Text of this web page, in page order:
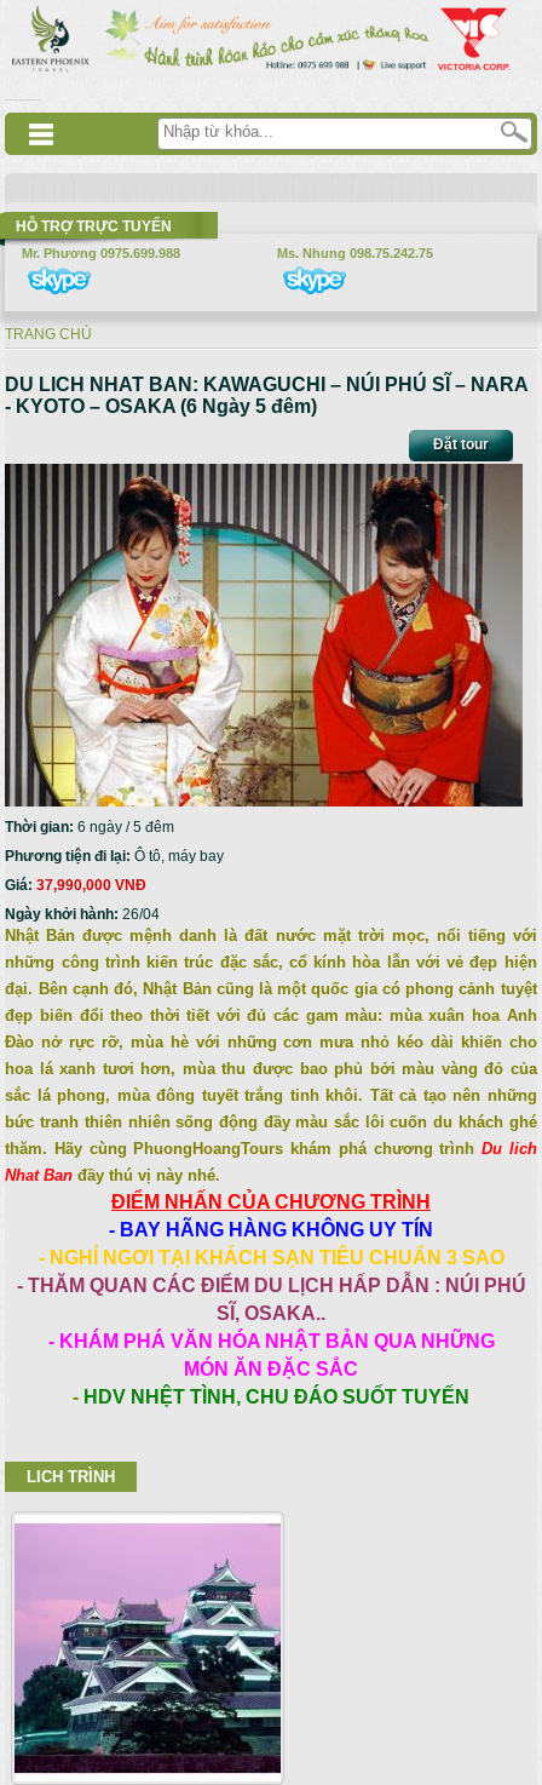
Nhảy đến nội dung
HỖ TRỢ TRỰC TUYẾN
Mr. Phương 0975.699.988 Ms. Nhung 098.75.242.75
Bạn đang ở đây
TRANG CHỦ
DU LICH NHAT BAN: KAWAGUCHI – NÚI PHÚ SĨ – NARA
- KYOTO – OSAKA (6 Ngày 5 đêm)
Đặt tour
Thời gian:6 ngày / 5 đêm
Phương tiện đi lại:Ô tô, máy bay
Giá:37,990,000 VNĐ
Ngày khởi hành:26/04
Nhật Bản được mệnh danh là đất nước mặt trời mọc, nổi tiếng với
những công trình kiến trúc đặc sắc, cổ kính hòa lẫn với vẻ đẹp hiện
đại. Bên cạnh đó, Nhật Bản cũng là một quốc gia có phong cảnh tuyệt
đẹp biến đổi theo thời tiết với đủ các gam màu: mùa xuân hoa Anh
Đào nở rực rỡ, mùa hè với những cơn mưa nhỏ kéo dài khiến cho
hoa lá xanh tươi hơn, mùa thu được bao phủ bởi màu vàng đỏ của
sắc lá phong, mùa đông tuyết trắng tinh khôi. Tất cả tạo nên những
bức tranh thiên nhiên sống động đầy màu sắc lôi cuốn du khách ghé
thăm. Hãy cùng PhuongHoangTours khám phá chương trình Du lich
Nhat Ban đầy thú vị này nhé.
ĐIỂM NHẤN CỦA CHƯƠNG TRÌNH
- BAY HÃNG HÀNG KHÔNG UY TÍN
- NGHỈ NGƠI TẠI KHÁCH SẠN TIÊU CHUẨN 3 SAO
- THĂM QUAN CÁC ĐIỂM DU LỊCH HẤP DẪN : NÚI PHÚ
SĨ, OSAKA..
- KHÁM PHÁ VĂN HÓA NHẬT BẢN QUA NHỮNG
MÓN ĂN ĐẶC SẮC
- HDV NHỆT TÌNH, CHU ĐÁO SUỐT TUYẾN
LICH TRÌNH